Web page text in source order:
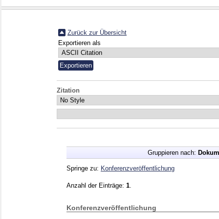
Zurück zur Übersicht
Exportieren als
Zitation
Gruppieren nach:
Springe zu: Konferenzveröffentlichung
Anzahl der Einträge: 1
Konferenzveröffentlichung